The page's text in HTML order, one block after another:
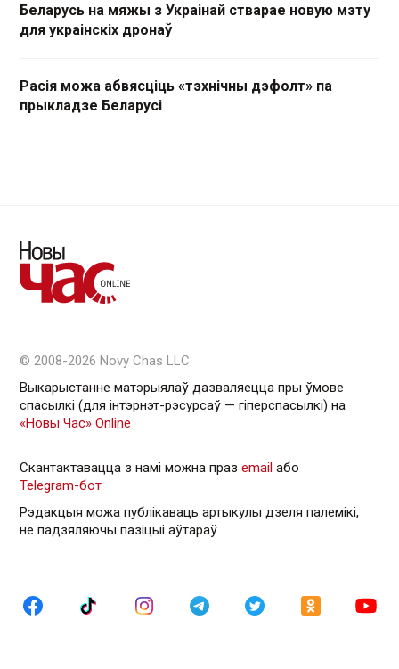
Беларусь на мяжы з Украінай стварае новую мэту
для украінскіх дронаў
Расія можа абвясціць «тэхнічны дэфолт» па
прыкладзе Беларусі
© 2008-2026 Novy Chas LLC
Выкарыстанне матэрыялаў дазваляецца пры ўмове
спасылкі (для інтэрнэт-рэсурсаў — гiперспасылкi) на
«Новы Час» Online
Скантактавацца з намі можна праз email або
Telegram-бот
Рэдакцыя можа публікаваць артыкулы дзеля палемікі,
не падзяляючы пазіцыі аўтараў